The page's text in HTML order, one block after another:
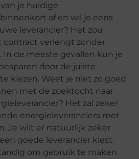
je huidige
af en wil je eens
leverancier? Het zou
contract verlengt zonder
In de meeste gevallen kun je
door de juiste
kiezen. Weet je niet zo goed
met de zoektocht naar
Het zal zeker
energieleveranciers met
Je wilt er natuurlijk zeker
goede leverancier kiest.
om gebruik te maken